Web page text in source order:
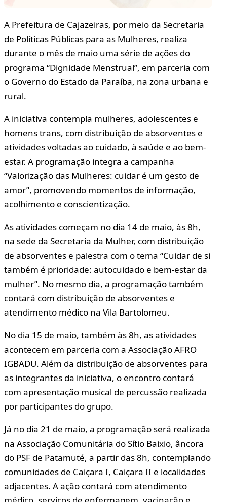
A Prefeitura de Cajazeiras, por meio da Secretaria
de Políticas Públicas para as Mulheres, realiza
durante o mês de maio uma série de ações do
programa “Dignidade Menstrual”, em parceria com
o Governo do Estado da Paraíba, na zona urbana e
rural.
A iniciativa contempla mulheres, adolescentes e
homens trans, com distribuição de absorventes e
atividades voltadas ao cuidado, à saúde e ao bem-
estar. A programação integra a campanha
“Valorização das Mulheres: cuidar é um gesto de
amor”, promovendo momentos de informação,
acolhimento e conscientização.
As atividades começam no dia 14 de maio, às 8h,
na sede da Secretaria da Mulher, com distribuição
de absorventes e palestra com o tema “Cuidar de si
também é prioridade: autocuidado e bem-estar da
mulher”. No mesmo dia, a programação também
contará com distribuição de absorventes e
atendimento médico na Vila Bartolomeu.
No dia 15 de maio, também às 8h, as atividades
acontecem em parceria com a Associação AFRO
IGBADU. Além da distribuição de absorventes para
as integrantes da iniciativa, o encontro contará
com apresentação musical de percussão realizada
por participantes do grupo.
Já no dia 21 de maio, a programação será realizada
na Associação Comunitária do Sítio Baixio, âncora
do PSF de Patamuté, a partir das 8h, contemplando
comunidades de Caiçara I, Caiçara II e localidades
adjacentes. A ação contará com atendimento